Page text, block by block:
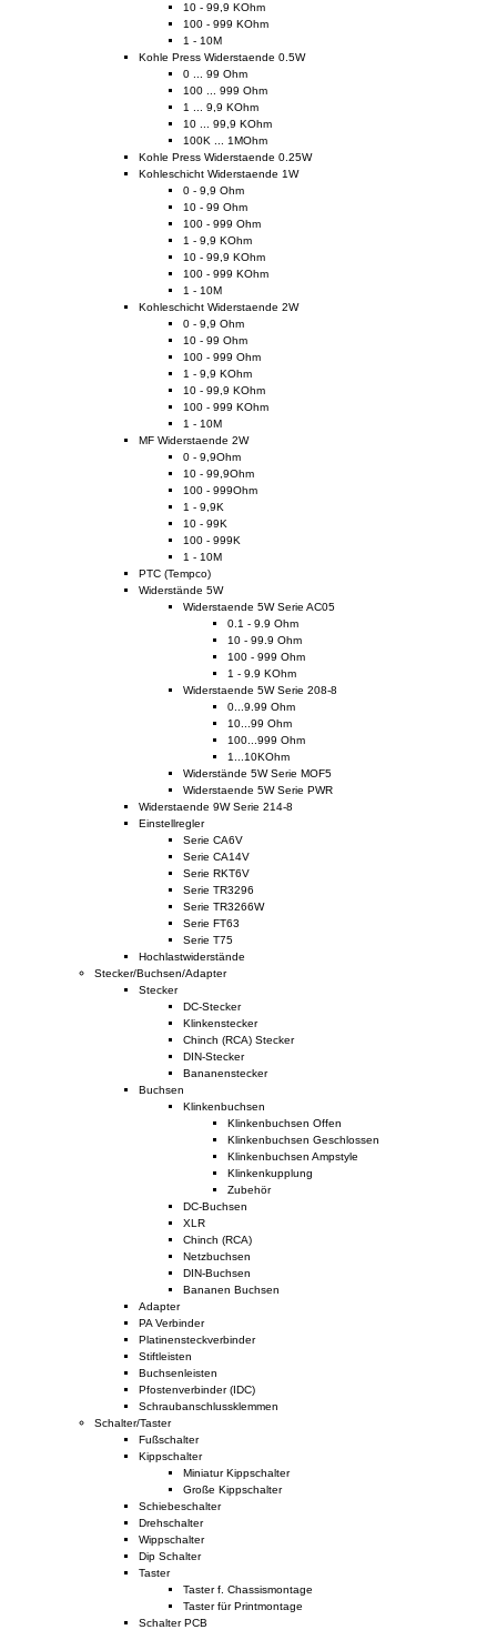
10 - 99,9 KOhm
100 - 999 KOhm
1 - 10M
Kohle Press Widerstaende 0.5W
0 ... 99 Ohm
100 ... 999 Ohm
1 ... 9,9 KOhm
10 ... 99,9 KOhm
100K ... 1MOhm
Kohle Press Widerstaende 0.25W
Kohleschicht Widerstaende 1W
0 - 9,9 Ohm
10 - 99 Ohm
100 - 999 Ohm
1 - 9,9 KOhm
10 - 99,9 KOhm
100 - 999 KOhm
1 - 10M
Kohleschicht Widerstaende 2W
0 - 9,9 Ohm
10 - 99 Ohm
100 - 999 Ohm
1 - 9,9 KOhm
10 - 99,9 KOhm
100 - 999 KOhm
1 - 10M
MF Widerstaende 2W
0 - 9,9Ohm
10 - 99,9Ohm
100 - 999Ohm
1 - 9,9K
10 - 99K
100 - 999K
1 - 10M
PTC (Tempco)
Widerstände 5W
Widerstaende 5W Serie AC05
0.1 - 9.9 Ohm
10 - 99.9 Ohm
100 - 999 Ohm
1 - 9.9 KOhm
Widerstaende 5W Serie 208-8
0...9.99 Ohm
10...99 Ohm
100...999 Ohm
1...10KOhm
Widerstände 5W Serie MOF5
Widerstaende 5W Serie PWR
Widerstaende 9W Serie 214-8
Einstellregler
Serie CA6V
Serie CA14V
Serie RKT6V
Serie TR3296
Serie TR3266W
Serie FT63
Serie T75
Hochlastwiderstände
Stecker/Buchsen/Adapter
Stecker
DC-Stecker
Klinkenstecker
Chinch (RCA) Stecker
DIN-Stecker
Bananenstecker
Buchsen
Klinkenbuchsen
Klinkenbuchsen Offen
Klinkenbuchsen Geschlossen
Klinkenbuchsen Ampstyle
Klinkenkupplung
Zubehör
DC-Buchsen
XLR
Chinch (RCA)
Netzbuchsen
DIN-Buchsen
Bananen Buchsen
Adapter
PA Verbinder
Platinensteckverbinder
Stiftleisten
Buchsenleisten
Pfostenverbinder (IDC)
Schraubanschlussklemmen
Schalter/Taster
Fußschalter
Kippschalter
Miniatur Kippschalter
Große Kippschalter
Schiebeschalter
Drehschalter
Wippschalter
Dip Schalter
Taster
Taster f. Chassismontage
Taster für Printmontage
Schalter PCB